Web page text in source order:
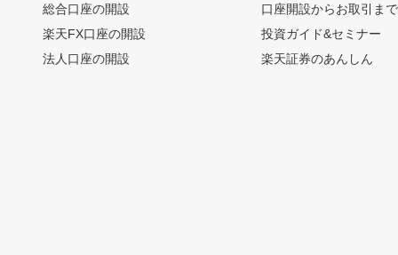
総合口座の開設
楽天FX口座の開設
法人口座の開設
口座開設からお取引ま
投資ガイド&セミナー
楽天証券のあんしん